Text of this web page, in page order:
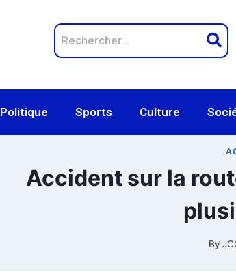
Politique Sports Culture
Accident sur la
By